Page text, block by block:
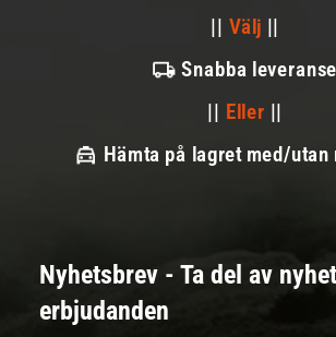
|| Välj ||
Snabba
|| Eller ||
Hämta på lagret med/utan
Nyhetsbrev - Ta del av
erbjudanden